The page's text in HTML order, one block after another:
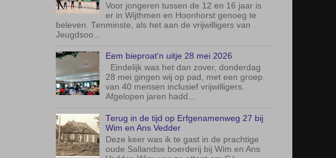
Voor jongeren tussen de 12 en 16 jaar is
er in Wijthmen en Hoonhorst genoeg te
beleven. Tenminste, als het aan de vrijwilligers van
Jeugdsoo...
Eem bieproat'n uitje 28 mei 2026
Eindelijk was het dan zover, donderdag
28 mei gingen wij op pad, met een groep
van 40 mensen inclusief vrijwilligers.
Afgelopen jaren hadd...
Terug in de tijd op Erfgenamenweg 27 bij
Wim en Ans Vedder
Deze keer was ik te gast in de prachtige
oude Sallandse boerderij bij Wim en Ans